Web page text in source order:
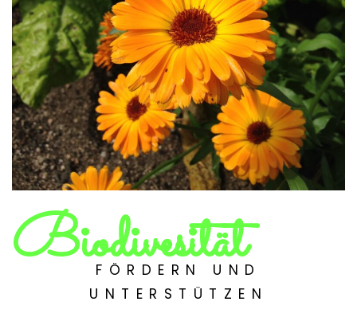
Biodivesität
FÖRDERN UND
UNTERSTÜTZEN